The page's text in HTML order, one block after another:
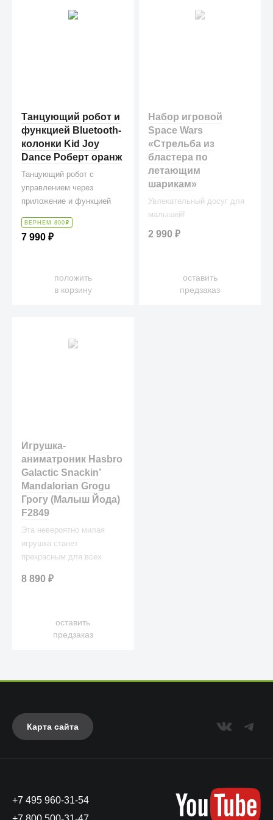
Танцующий робот и
функцией Bluetooth-
колонки Kid Joy
Dance Роберт оранж
Танцующий робот с
управлением через
приложение и функцией
Dance Robot Robert
оранжевый (По паспорту
ВЕРНЕМ 800 ₽
7 990₽
положить
в корзину
Набор игровой
Space Wars
«Стрельба из
бластера по
летающим
шарикам»
Увлекательный досуг для
малышей!
2 990₽
оставить
предзаказ
Игрушка-
аниматроник Hasbro
Galactic Snackin’
Mandalorian Grogu
Грогу (Малыш Йода)
F2849
Эта невероятно милая
игрушка станет
прекрасным для всех
любителей популярного
8 890₽
оставить
предзаказ
Карта сайта
+7 495 960-31-54